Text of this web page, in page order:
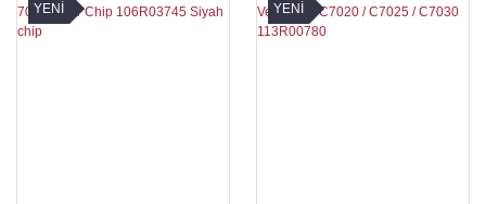
YENİ YENİ